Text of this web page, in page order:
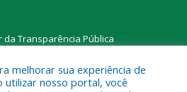
da Transparência Pública
melhorar sua experiência de
utilizar nosso portal, você